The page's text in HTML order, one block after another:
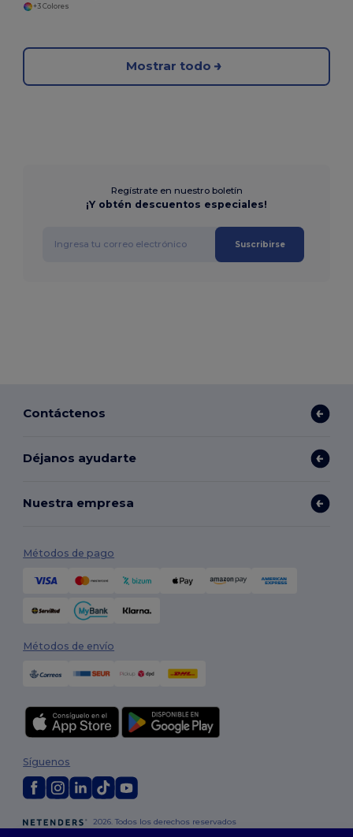
+3 Colores
Mostrar todo
Regístrate en nuestro boletín
¡Y obtén descuentos especiales!
Suscribirse
Contáctenos
Déjanos ayudarte
Nuestra empresa
Métodos de pago
Métodos de envío
2026. Todos los derechos reservados
Síguenos